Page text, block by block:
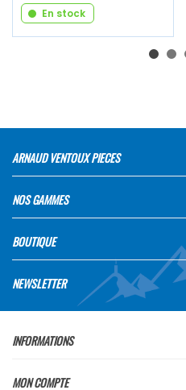
En stock
ARNAUD VENTOUX PIECES
NOS GAMMES
BOUTIQUE
NEWSLETTER
INFORMATIONS
MON COMPTE